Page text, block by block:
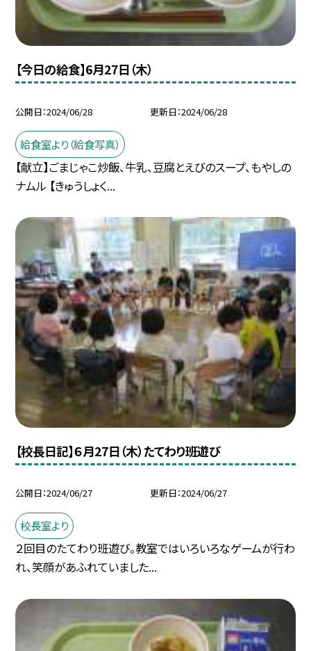
【今日の給食】6月27日（木）
公開日 2024/06/28 更新日 2024/06/28
給食室より（給食写真）
【献立】ごまじゃこ炒飯、牛乳、豆腐とえびのスープ、もやしの
ナムル 【きゅうしょく...
【校長日記】６月27日（木）たてわり班遊び
公開日 2024/06/27 更新日 2024/06/27
校長室より
２回目のたてわり班遊び。教室ではいろいろなゲームが行わ
れ、笑顔があふれていました...